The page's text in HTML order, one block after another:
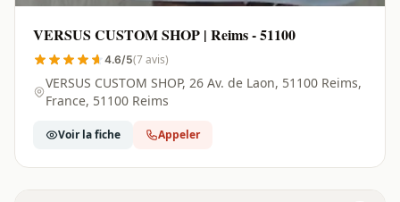
VERSUS CUSTOM SHOP | Reims - 51100
4.6/5(7 avis)
VERSUS CUSTOM SHOP, 26 Av. de Laon, 51100 Reims,
France, 51100 Reims
Voir la fiche Appeler